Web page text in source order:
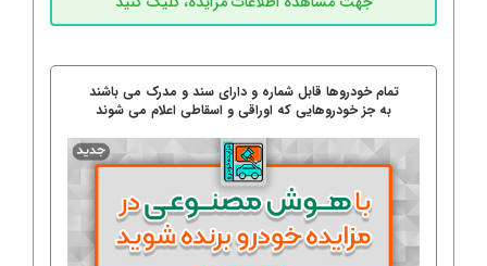
تمام خودروها قابل شماره و دارای سند و مدرک می باشند
به جز خودروهایی که اوراقی و اسقاطی اعلام می شوند